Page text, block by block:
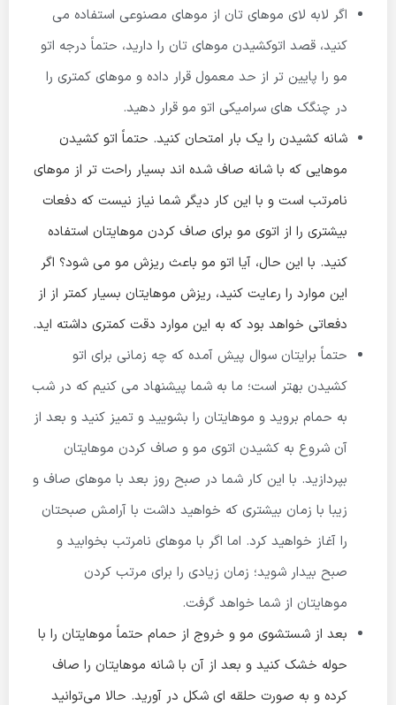
اگر لابه لای موهای تان از موهای مصنوعی استفاده می
کنید، قصد اتو‌کشیدن موهای تان را دارید، حتماً درجه اتو
مو را پایین تر از حد معمول قرار داده و موهای کمتری را
در چنگک های سرامیکی اتو مو قرار دهید.
شانه کشیدن را یک بار امتحان کنید. حتماً اتو کشیدن
موهایی که با شانه صاف شده اند بسیار راحت تر از موهای
نامرتب است و با این کار دیگر شما نیاز نیست که دفعات
بیشتری را از اتوی مو برای صاف کردن موهایتان استفاده
کنید. با این حال، آیا اتو مو باعث ریزش مو می شود؟ اگر
این موارد را رعایت کنید، ریزش موهایتان بسیار کمتر از از
دفعاتی خواهد بود که به این موارد دقت کمتری داشته اید.
حتماً برایتان سوال پیش آمده که چه زمانی برای اتو
کشیدن بهتر است؛ ما به شما پیشنهاد می کنیم که در شب
به حمام بروید و موهایتان را بشویید و تمیز کنید و بعد از
آن شروع به کشیدن اتوی مو و صاف کردن موهایتان
بپردازید. با این کار شما در صبح روز بعد با موهای صاف و
زیبا با زمان بیشتری که خواهید داشت با آرامش صبحتان
را آغاز خواهید کرد. اما اگر با موهای نامرتب بخوابید و
صبح بیدار شوید؛ زمان زیادی را برای مرتب کردن
موهایتان از شما خواهد گرفت.
بعد از شستشوی مو و خروج از حمام حتماً موهایتان را با
حوله خشک کنید و بعد از آن با شانه موهایتان را صاف
کرده و به صورت حلقه ای شکل در آورید. حالا می‌توانید